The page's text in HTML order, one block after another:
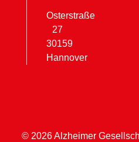
Osterstraße
27
30159
Hannover
© 2026 Alzheimer